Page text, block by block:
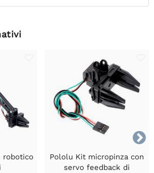

robotico
Pololu Kit micropinza con
servo feedback di